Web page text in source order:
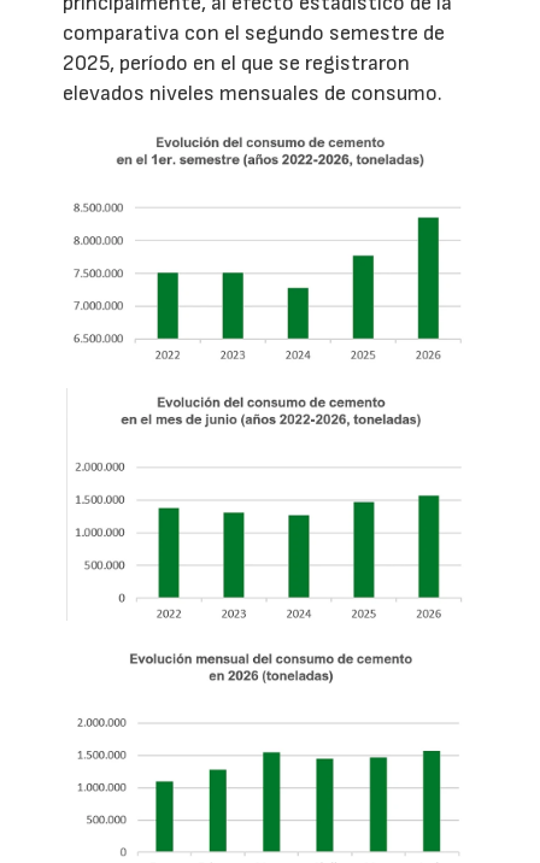
comparativa con el segundo semestre de
2025, período en el que se registraron
elevados niveles mensuales de consumo.